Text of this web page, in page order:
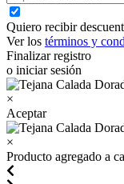
Quiero recibir
Ver los términos y
Finalizar registro
o iniciar sesión
×
Aceptar
×
Producto agregado a